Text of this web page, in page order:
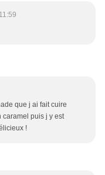
que j ai fait cuire
caramel puis j y est
!